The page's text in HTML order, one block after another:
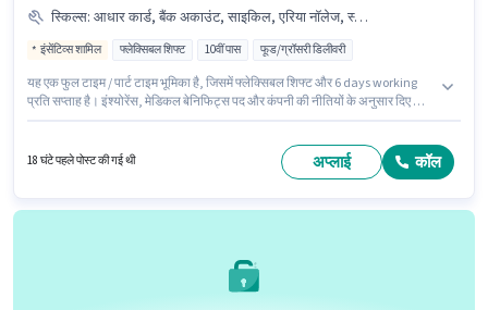
स्किल्स: आधार कार्ड, बैंक अकाउंट, साइकिल, एरिया नॉलेज, स्मार्टफोन, PAN कार्ड, बाइक
इंसेंटिव्स शामिल फ्लेक्सिबल शिफ्ट 10वीं पास फूड/ग्रॉसरी डिलीवरी
यह एक फुल टाइम / पार्ट टाइम भूमिका है, जिसमें फ्लेक्सिबल शिफ्ट और 6 days working
प्रति सप्ताह है। इंश्योरेंस, मेडिकल बेनिफिट्स पद और कंपनी की नीतियों के अनुसार दिए जा
डिग्री/सर्टिफिकेट होना अनिवार्य है। इस भूमिका के लिए महत्वपूर्ण दस्तावेज़ PAN कार्ड, आधार
18 घंटे पहले पोस्ट की गई थी अप्लाई कॉल